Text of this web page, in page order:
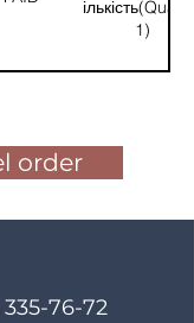
1)
order
76-72